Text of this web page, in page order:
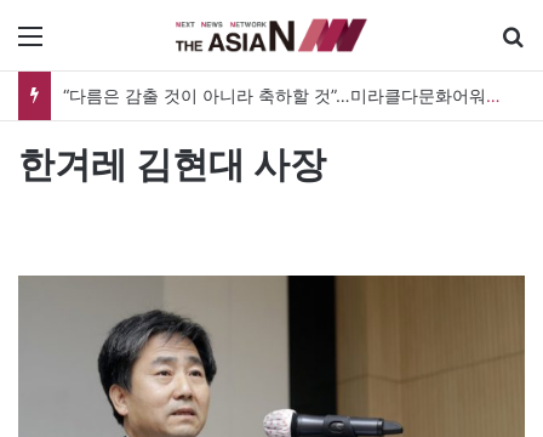
“다름은 감출 것이 아니라 축하할 것”…미라클다문화어워드가 그리는 ‘공존’의 미래
한겨레 김현대 사장